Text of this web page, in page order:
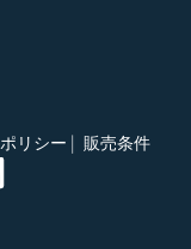
ポリシー | 販売条件